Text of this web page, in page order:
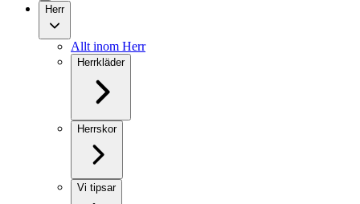
Herr
Allt inom Herr
Herrkläder
Herrskor
Vi tipsar